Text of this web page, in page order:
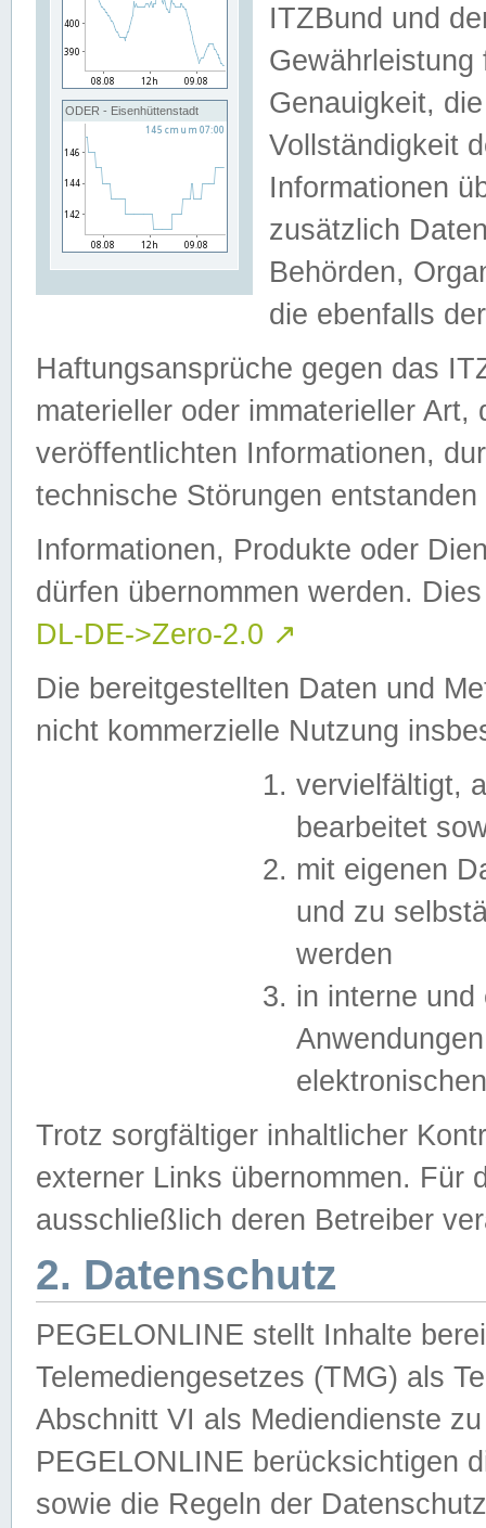
ODER - Eisenhüttenstadt
ITZBund und
Genauigkeit,
Vollständigkeit
Informationen
zusätzlich
Behörden,
die ebenfalls
Haftungsansprüche gegen das
materieller oder immaterieller
veröffentlichten Informationen,
technische Störungen
Informationen, Produkte oder
dürfen übernommen werden.
DL-DE->Zero-2.0 ↗
Die bereitgestellten Daten und
nicht kommerzielle Nutzung
vervielfältigt,
bearbeitet
mit eigenen
und zu
werden
in interne
Trotz sorgfältiger inhaltlicher
externer Links übernommen. Für
ausschließlich deren Betreiber
2. Datenschutz
PEGELONLINE stellt Inhalte
Telemediengesetzes (TMG) als
Abschnitt VI als Mediendienste
PEGELONLINE berücksichtigen
sowie die Regeln der